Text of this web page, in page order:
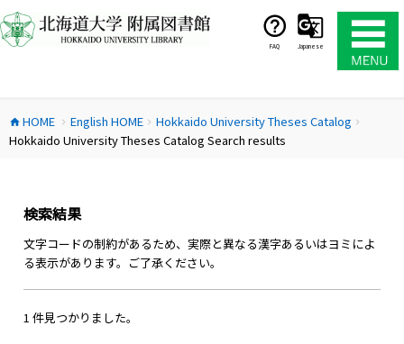
ン
テ
ス
キ
FAQ Japanese
home HOME chevron_right English HOMEchevron_right Hokkaido University Theses Catalog chevron_right
Hokkaido University Theses Catalog Search results
検索結果
文字コードの制約があるため、実際と異なる漢字あるいはヨミによ
る表示があります。ご了承ください。
1 件見つかりました。